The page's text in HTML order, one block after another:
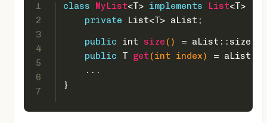
1
2
3
4
5
6
7
class MyList<T> implements List<T> {
private List<T> aList;
public
int size ()
= aList::size;
public T get (int index)
=
    ...
}